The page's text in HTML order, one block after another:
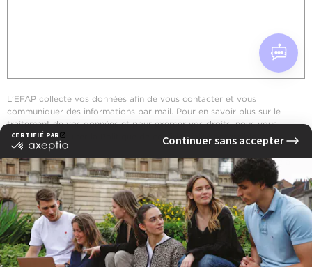
L'EFAP collecte vos données afin de vous contacter et vous
communiquer des informations par mail. Pour en savoir plus sur le
traitement de vos données et pour exercer vos droits, nous vous
invitons à consulter la Politique de confidentialité accessibleici .
J'accepte que mes données soient collectées pour permettre à
l'École de me contacter.